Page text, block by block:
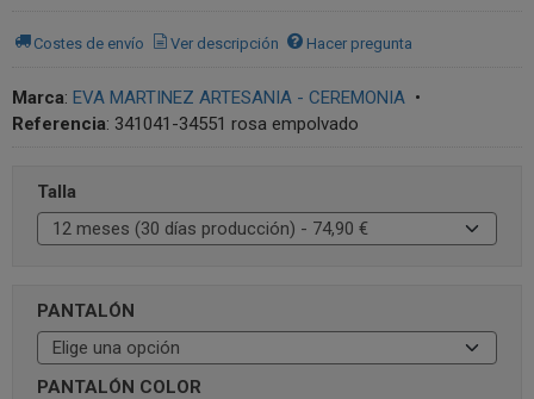
Costes de envío Ver descripción Hacer pregunta
Marca: EVA MARTINEZ ARTESANIA - CEREMONIA •
Referencia: 341041-34551 rosa empolvado
Talla
PANTALÓN
PANTALÓN COLOR